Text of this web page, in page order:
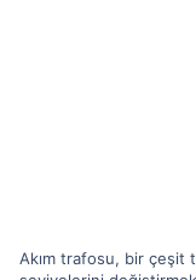
Akım trafosu, bir çeşit